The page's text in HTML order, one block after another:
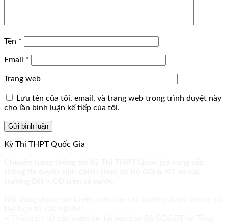
Tên *
Email *
Trang web
Lưu tên của tôi, email, và trang web trong trình duyệt này
cho lần bình luận kế tiếp của tôi.
Kỳ Thi THPT Quốc Gia